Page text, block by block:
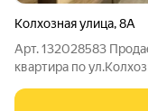
Колхозная улица,8А
Арт. 132028583
квартира по
Остановка рядом;